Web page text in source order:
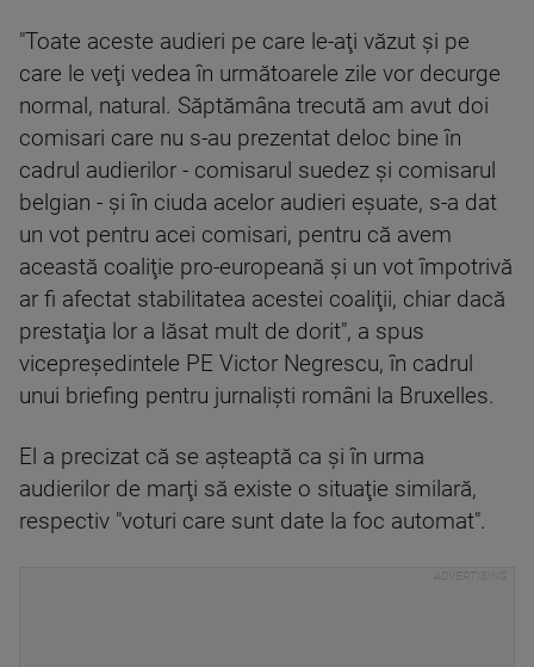
"Toate aceste audieri pe care le-aţi văzut şi pe
care le veţi vedea în următoarele zile vor decurge
normal, natural. Săptămâna trecută am avut doi
comisari care nu s-au prezentat deloc bine în
cadrul audierilor - comisarul suedez şi comisarul
belgian - şi în ciuda acelor audieri eşuate, s-a dat
un vot pentru acei comisari, pentru că avem
această coaliţie pro-europeană şi un vot împotrivă
ar fi afectat stabilitatea acestei coaliţii, chiar dacă
prestaţia lor a lăsat mult de dorit", a spus
vicepreşedintele PE Victor Negrescu, în cadrul
unui briefing pentru jurnalişti români la Bruxelles.
El a precizat că se aşteaptă ca şi în urma
audierilor de marţi să existe o situaţie similară,
respectiv "voturi care sunt date la foc automat".